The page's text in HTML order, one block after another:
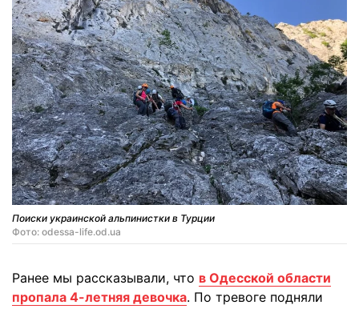
Поиски украинской альпинистки в Турции
Фото: odessa-life.od.ua
Ранее мы рассказывали, что в Одесской области
пропала 4-летняя девочка. По тревоге подняли